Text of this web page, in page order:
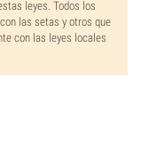
leyes. Todos los
las setas y otros que
con las leyes locales